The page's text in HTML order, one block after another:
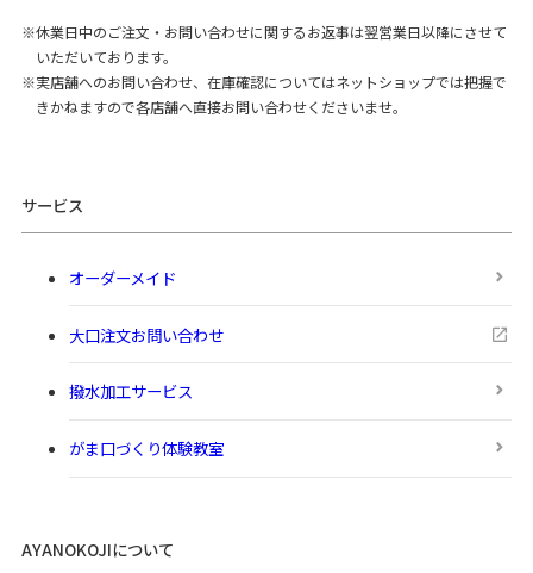
休業日中のご注文・お問い合わせに関するお返事は翌営業日以降にさせて
いただいております。
実店舗へのお問い合わせ、在庫確認についてはネットショップでは把握で
きかねますので各店舗へ直接お問い合わせくださいませ。
サービス
オーダーメイド
大口注文お問い合わせ
撥水加工サービス
がま口づくり体験教室
AYANOKOJIについて